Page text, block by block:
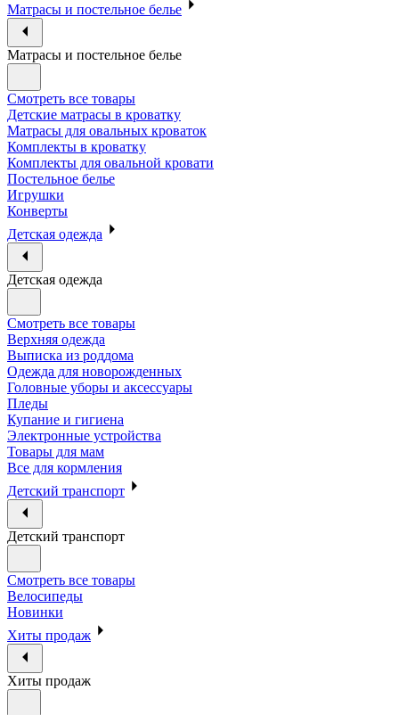
Матрасы и постельное белье
Матрасы и постельное белье
Смотреть все товары
Детские матрасы в кроватку
Матрасы для овальных кроваток
Комплекты в кроватку
Комплекты для овальной кровати
Постельное белье
Игрушки
Конверты
Детская одежда
Детская одежда
Смотреть все товары
Верхняя одежда
Выписка из роддома
Одежда для новорожденных
Головные уборы и аксессуары
Пледы
Купание и гигиена
Электронные устройства
Товары для мам
Все для кормления
Детский транспорт
Детский транспорт
Смотреть все товары
Велосипеды
Новинки
Хиты продаж
Хиты продаж